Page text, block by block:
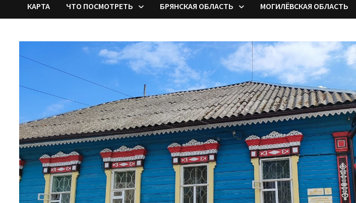
КАРТА ЧТО ПОСМОТРЕТЬ БРЯНСКАЯ ОБЛАСТЬ МОГИЛЁВСКАЯ ОБЛАСТЬ